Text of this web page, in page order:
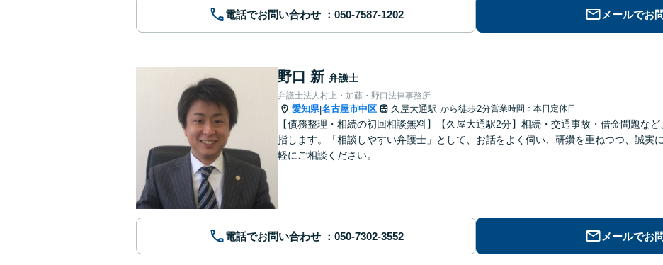
電話でお問い合わせ メールでお
野口 新 弁護士
弁護士法人村上・加藤・野口法律事務所
愛知県|名古屋市中区 久屋大通駅 から徒歩2分営業時間：本日定休日
【債務整理・相続の初回相談無料】【久屋大通駅2分】相続・交通事故・借金問題な
指します。「相談しやすい弁護士」として、お話をよく伺い、研鑽を重ねつつ、誠実
軽にご相談ください。
電話でお問い合わせ メールでお